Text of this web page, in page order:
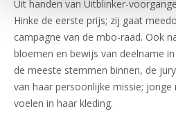
Uit handen van Uitblinker-
Hinke de eerste prijs; zij gaat
campagne van de mbo-raad. Ook
bloemen en bewijs van deelname
de meeste stemmen binnen, de
van haar persoonlijke missie; jonge
voelen in haar kleding.